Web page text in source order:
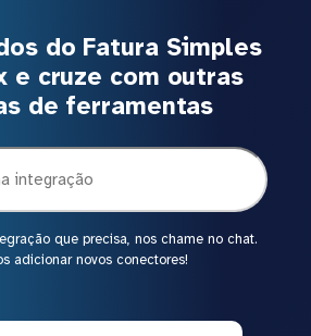
do Fatura Simples
e cruze com outras
de ferramentas
que precisa, nos chame no chat.
adicionar novos conectores!